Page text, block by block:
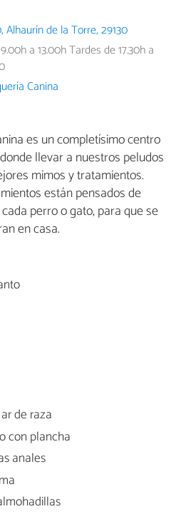
Alhaurín de la Torre, 29130
a 13.00h Tardes de 17.30h a
Canina
es un completísimo centro
llevar a nuestros peludos
mimos y tratamientos.
están pensados de
perro o gato, para que se
en casa.
de raza
con plancha
anales